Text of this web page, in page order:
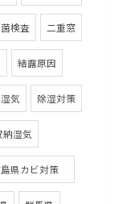
検査 二重窓
結露原因
気 除湿対策
納湿気
県カビ対策